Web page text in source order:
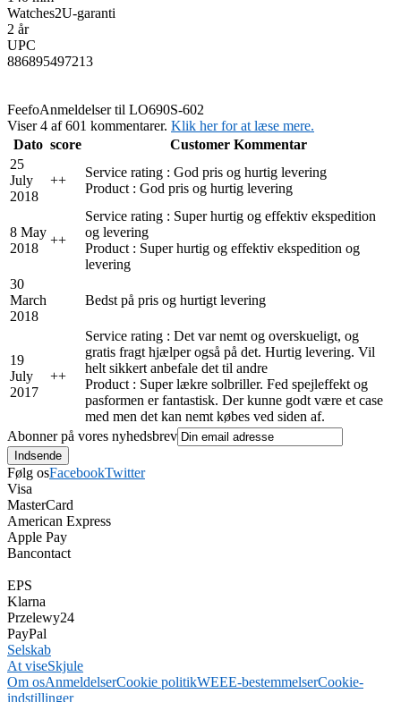
Watches2U-garanti
2 år
UPC
886895497213
FeefoAnmeldelser til LO690S-602
Viser 4 af 601 kommentarer. Klik her for at læse mere.
Dato score
Customer Kommentar
25
July
2018
++
Service rating : God pris og hurtig levering
Product : God pris og hurtig levering
8 May
2018
++
Service rating : Super hurtig og effektiv ekspedition
og levering
Product : Super hurtig og effektiv ekspedition og
levering
30
March
2018
Bedst på pris og hurtigt levering
19
July
2017
++
Service rating : Det var nemt og overskueligt, og
gratis fragt hjælper også på det. Hurtig levering. Vil
helt sikkert anbefale det til andre
Product : Super lækre solbriller. Fed spejleffekt og
pasformen er fantastisk. Der kunne godt være et case
med men det kan nemt købes ved siden af.
Abonner på vores nyhedsbrev
Følg osFacebookTwitter
Visa
MasterCard
American Express
Apple Pay
Bancontact
EPS
Klarna
Przelewy24
PayPal
Selskab
At viseSkjule
Om osAnmeldelserCookie politikWEEE-bestemmelserCookie-
indstillinger